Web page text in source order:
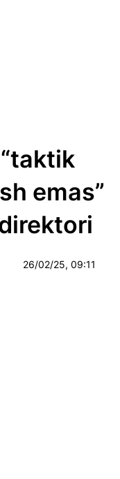
emas”
26/02/25, 09:11